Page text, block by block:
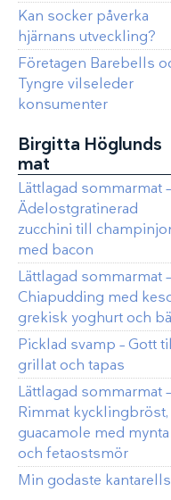
Kan socker påverka
hjärnans utveckling?
Företagen Barebells
Tyngre vilseleder
konsumenter
Birgitta Höglunds
mat
Lättlagad sommarmat –
Ädelostgratinerad
zucchini till
med bacon
Lättlagad sommarmat –
Chiapudding med
grekisk yoghurt och
Picklad svamp – Gott
grillat och tapas
Lättlagad sommarmat –
Rimmat kycklingbröst,
guacamole med mynta
och fetaostsmör
Min godaste